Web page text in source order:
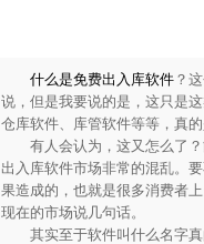
什么是免费出入库软件 ？
说，但是我要说的是，这只是
仓库软件、库管软件等等，真
有人会认为，这又怎么了？
出入库软件市场非常的混乱。
果造成的，也就是很多消费者
现在的市场说几句话。
其实至于软件叫什么名字真